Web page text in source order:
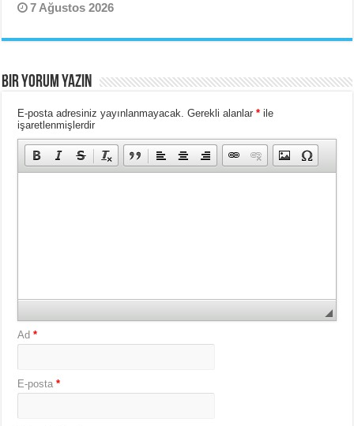
7 Ağustos 2026
BIR YORUM YAZIN
E-posta adresiniz yayınlanmayacak. Gerekli alanlar* ile
işaretlenmişlerdir
Ad*
E-posta*